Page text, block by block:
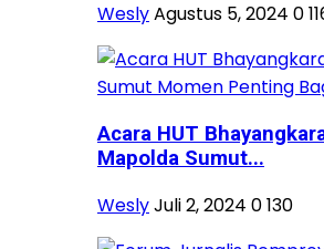
WeslyAgustus 5, 2024 0
Acara HUT
Mapolda Sumut...
WeslyJuli 2, 2024 0130